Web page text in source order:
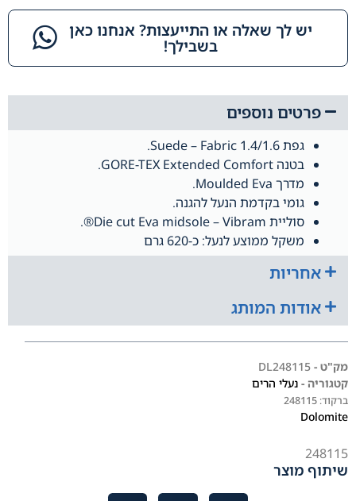
פרטים נוספים
גפת 1.4/1.6 Suede – Fabric.
בטנה GORE-TEX Extended Comfort.
מדרך Moulded Eva.
גומי בקדמת הנעל להגנה.
סוליית Die cut Eva midsole – Vibram®.
משקל ממוצע לנעל: כ-620 גרם
אחריות
אודות המותג
מק"ט - DL248115
קטגוריה - נעלי הרים
ברקוד: 248115
Dolomite
248115
שיתוף מוצר
יש לך שאלה או התייעצות? אנחנו כאן
בשבילך!​